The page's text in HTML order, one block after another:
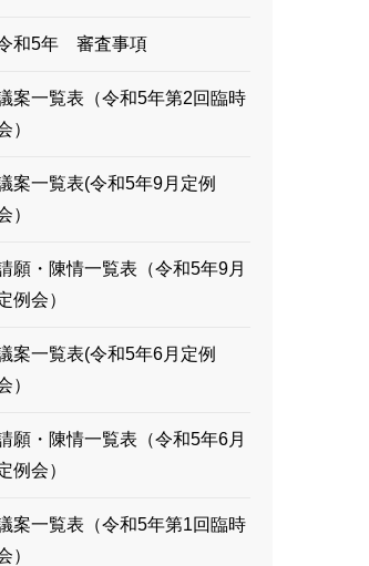
和5年 審査事項
案一覧表（令和5年第2回臨時
）
案一覧表(令和5年9月定例
）
願・陳情一覧表（令和5年9月
例会）
案一覧表(令和5年6月定例
）
願・陳情一覧表（令和5年6月
例会）
案一覧表（令和5年第1回臨時
）